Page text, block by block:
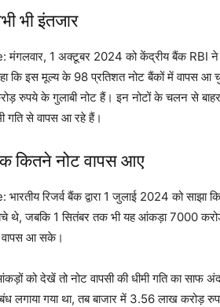
भी इंतजार
1 अक्टूबर 2024 को केंद्रीय बैंक RBI ने
कि इस मूल्य के 98 प्रतिशत नोट बैंकों में वापस
रुपये के गुलाबी नोट हैं। इन नोटों के चलन से
गति से वापस आ रहे हैं।
कितने नोट वापस आए
रिजर्व बैंक द्वारा 1 जुलाई 2024 को
थे, जबकि 1 सितंबर तक भी यह आंकड़ा 7000
वापस आ सके।
को देखें तो नोट वापसी की धीमी गति का साफ
लगाया गया था, तब बाजार में 3.56 लाख